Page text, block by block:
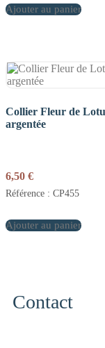
Ajouter au panier
Collier Fleur de
argentée
6,50 €
Référence : CP455
Ajouter au panier
Contact